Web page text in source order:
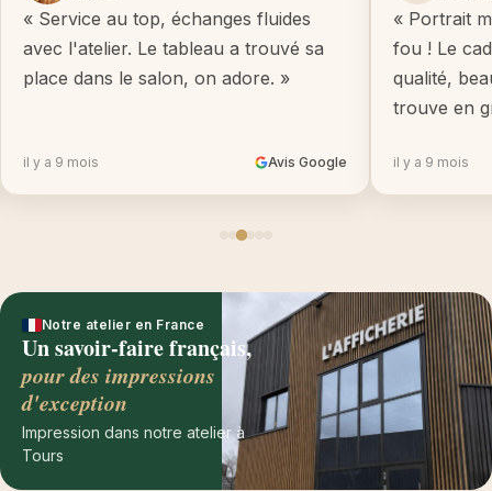
« Service au top, échanges fluides
avec l'atelier. Le tableau a trouvé sa
place dans le salon, on adore. »
il y a 9 mois Avis Google
« Portrait
fou ! Le
qualité,
trouve en
il y a 9 mois
Notre atelier en France
Un savoir-faire français,
pour des impressions
d'exception
Impression dans notre atelier à
Tours